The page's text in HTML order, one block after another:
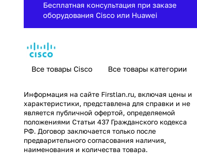
Бесплатная консультация при заказе
оборудования Cisco или Huawei
Все товары Cisco Все товары категории
Информация на сайте Firstlan.ru, включая цены и
характеристики, представлена для справки и не
является публичной офертой, определяемой
положениями Статьи 437 Гражданского кодекса
РФ. Договор заключается только после
предварительного согласования наличия,
наименования и количества товара.